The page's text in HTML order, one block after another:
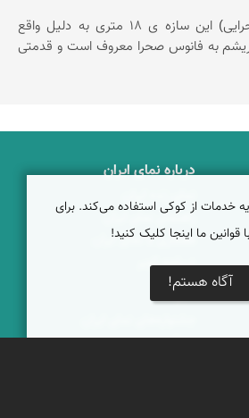
منار گلپایگان(فانوس صحرایی) این سازه ی 18 متری به دلیل واقع
به فانوس صحرا معروف است و قدمتی
درباره نمای ایران
راهنمای نمای ایران
همکاری با نمای ایران
دریاچه کویر
خبرنامه
بوم‌گردی‌ها
خدمات از کوکی استفاده می‌کند. برای
قوانین ما اینجا کلیک کنید!
آگاه هستم!